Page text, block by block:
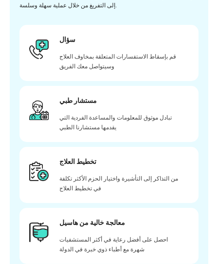
إلى التفريغ من خلال عملية سهلة وسلسة.
سؤال
قم بإسقاط الاستفسارات المتعلقة بمخاوف العلاج
وسيتواصل معك الفريق
مستشار طبي
تبادل موثوق للمعلومات والمساعدة الفردية التي
يقدمها مستشارنا الطبي
تخطيط العلاج
من التذاكر إلى التأشيرة واختيار الحزم الأكثر تكلفة
في تخطيط العلاج
معالجة خالية من هاسيل
احصل على أفضل رعاية في أكثر المستشفيات
شهرة مع أطباء ذوي خبرة في الدولة